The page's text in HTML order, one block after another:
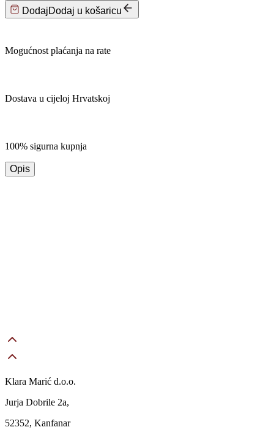
DodajDodaj u košaricu
Mogućnost plaćanja na rate
Dostava u cijeloj Hrvatskoj
100% sigurna kupnja
Opis
Klara Marić d.o.o.
Jurja Dobrile 2a,
52352, Kanfanar